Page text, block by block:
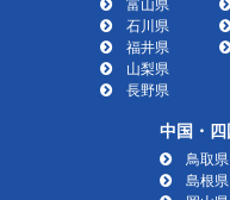
富山県
石川県
福井県
山梨県
長野県
中国・
鳥取県
島根県